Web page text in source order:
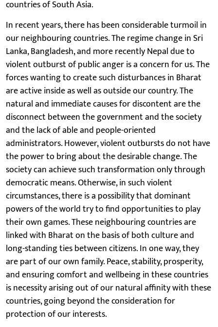
countries of South Asia.
In recent years, there has been considerable turmoil in
our neighbouring countries. The regime change in Sri
Lanka, Bangladesh, and more recently Nepal due to
violent outburst of public anger is a concern for us. The
forces wanting to create such disturbances in Bharat
are active inside as well as outside our country. The
natural and immediate causes for discontent are the
disconnect between the government and the society
and the lack of able and people-oriented
administrators. However, violent outbursts do not have
the power to bring about the desirable change. The
society can achieve such transformation only through
democratic means. Otherwise, in such violent
circumstances, there is a possibility that dominant
powers of the world try to find opportunities to play
their own games. These neighbouring countries are
linked with Bharat on the basis of both culture and
long-standing ties between citizens. In one way, they
are part of our own family. Peace, stability, prosperity,
and ensuring comfort and wellbeing in these countries
is necessity arising out of our natural affinity with these
countries, going beyond the consideration for
protection of our interests.